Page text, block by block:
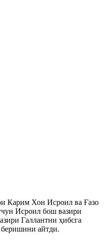
Карим Хон Исроил ва Ғазо
Исроил бош вазири
Галлантни ҳибсга
айтди.